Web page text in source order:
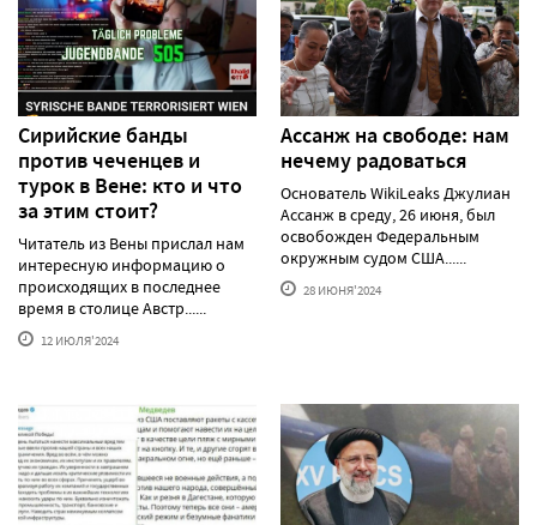
Сирийские банды
против чеченцев и
турок в Вене: кто и что
за этим стоит?
Читатель из Вены прислал нам
интересную информацию о
происходящих в последнее
время в столице Австр......
12 ИЮЛЯ'2024
Ассанж на свободе: нам
нечему радоваться
Основатель WikiLeaks Джулиан
Ассанж в среду, 26 июня, был
освобожден Федеральным
окружным судом США......
28 ИЮНЯ'2024